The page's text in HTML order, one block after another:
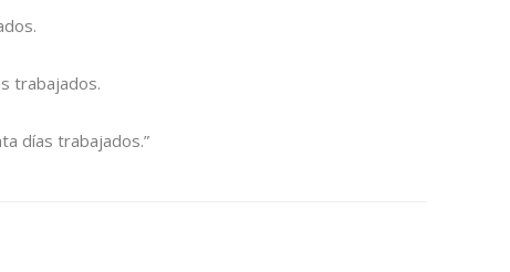
trabajados.
días trabajados.”